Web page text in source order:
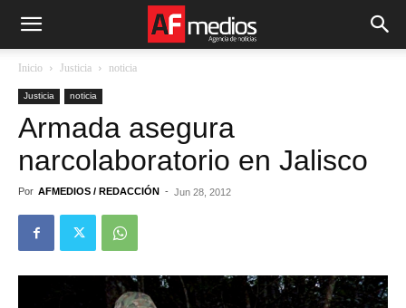
Inicio Justicia noticia
Justicia noticia
Armada asegura
narcolaboratorio en Jalisco
Por AFMEDIOS / REDACCIÓN - Jun 28, 2012